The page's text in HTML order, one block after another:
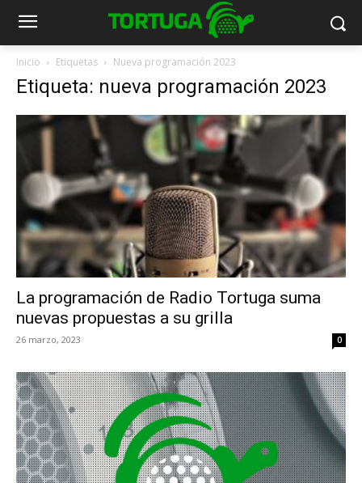
Inicio Etiquetas Nueva programación 2023
Etiqueta: nueva programación 2023
La programación de Radio Tortuga suma
nuevas propuestas a su grilla
26 marzo, 2023 0